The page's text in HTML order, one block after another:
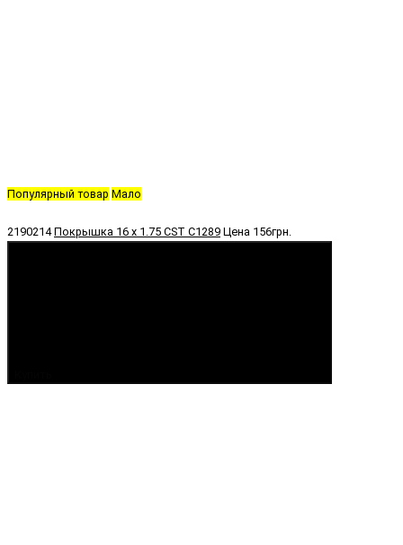
Популярный товар Мало
2190214 Покрышка 16 х 1.75 CST C1289 Цена 156грн.